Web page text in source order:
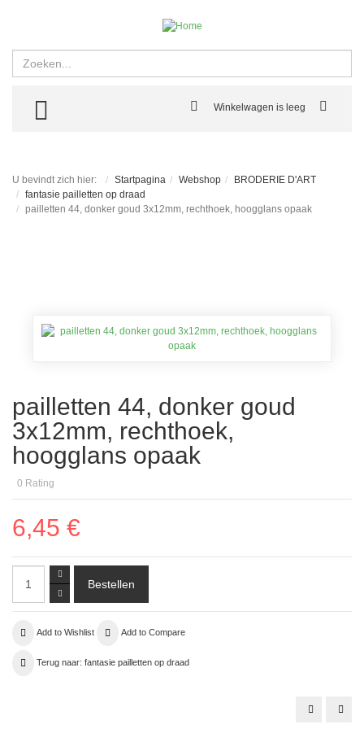
TOGGLE MENUWinkelwagen is leeg
U bevindt zich hier: Startpagina Webshop
BRODERIE D'ART
fantasie pailletten op draad
pailletten 44, donker goud 3x12mm, rechthoek, hoogglans opaak
pailletten 44, donker goud
3x12mm, rechthoek,
hoogglans opaak
0 Rating
6,45 €
Add to Wishlist Add to Compare
Terug naar: fantasie pailletten op draad
pailletten